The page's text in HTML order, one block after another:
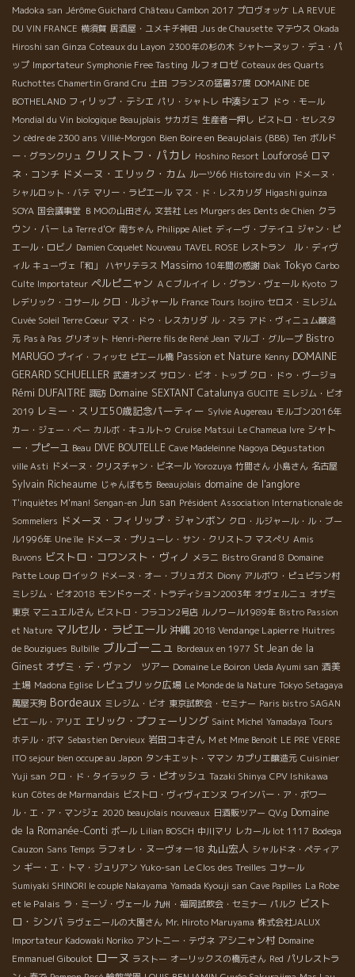
Madoka san Jérôme Guichard Château Cambon 2017 プロヴォッケ LA REVUE
DU VIN FRANCE 横須賀 居酒屋・ユメキチ神田 Jus de Chausette マテウス Okada
Hiroshi san Ginza Coteaux du Layon 2300年の杉の木 シャトーヌッフ・デュ・パ
ップ Importateur Symphonie Free Tasting ルフォロゼ Coteaux des Quarts
Ruchottes Chamertin Grand Cru 土田 フランスの猛暑37度 DOMAINE DE
BOTHELAND フィリップ・テシエ パリ・シャトレ 中湊シェフ ドゥ・モール
Mondial du Vin biologique Beaujplais サカガミ 生産者一押し ビストロ・セレスタ
ン cèdre de 2300 ans Villié-Morgon Bien Boire en Beaujolais (BBB) Ten ボルド
ー・グランクリュ クリストフ・パカレ Hoshino Resort Louforosé ロマ
ネ・コンチ ドメーヌ・エリック・カム ルーツ66 Histoire du vin ドメーヌ・
シャルロット・バテ マリー・ラピエール マス・ド・レスカリダ Higashi guinza
SOYA 国会議事堂 ＢＭОの山田さん 文芸社 Les Murgers des Dents de Chien クラ
ウン・バー La Terre d'Or 南ちゃん Philippe Aliet ディーヴ・ブテイユ ジャン・ピ
エール・ロビノ Damien Coquelet Nouveau TAVEL ROSE レストラン ル・ディヴ
ィル キューヴェ「和」 ハヤリテラス Massimo 10年間の感謝 Diak Tokyo Carbo
Culte Importateur ペルピニャン ＡＣブルイイ レ・グラン・ヴェール Kyoto フ
レデリック・コサール クロ・ルジャール France Tours Isojiro セロス・ミレジム
Cuvée Soleil Terre Coeur マス・ドゥ・レスカリダ ル・スラ アド・ヴィニュム醸造
元 Pas à Pas グリオット Henri-Pierre fils de René Jean マルゴ・グループ Bistro
MARUGO プイイ・フィッセ ピエール橋 Passion et Nature Kenny DOMAINE
GERARD SCHUELLER 武道オンズ サロン・ビオ・トップ クロ・ドゥ・ヴージョ
Rémi DUFAITRE 諏訪 Domaine SEXTANT Catalunya GUCITE ミレジム・ビオ
2019 レミー・スリエ50歳記念パーティー Sylvie Augereau モルゴン2016年
カー・ジェー・ベー カルボ・キュルトゥ Cruise Matsui Le Chameua Ivre シャト
ー・プピーユ Beau DIVE BOUTELLE Cave Madeleinne Nagoya Dégustation
ville Asti ドメーヌ・クリスチャン・ビネール Yorozuya 竹間さん 小島さん 名古屋
Sylvain Richeaume じゃんぼもち Beeaujolais domaine de l'anglore
T'inquiètes M'man! Sengan-en Jun san Président Association Internationale de
Sommeliers ドメーヌ・フィリップ・ジャンボン クロ・ルジャール・ル・ブー
ル1996年 Une île ドメーヌ・プリューレ・サン・クリストフ マスぺリ Amis
Buvons ビストロ・コワンスト・ヴィノ メラニ Bistro Grand 8 Domaine
Patte Loup ロイック ドメーヌ・オー・ブリュガス Diony アルボワ・ピュピラン村
ミレジム・ビオ2018 モンドゥーズ・トラディション2003年 オヴェルニュ オザミ
東京 マニュエルさん ビストロ・フラコン2号店 ルノワール1989年 Bistro Passion
et Nature マルセル・ラピエール 沖縄 2018 Vendange Lapierre Huitres
de Bouzigues Bulbille ブルゴーニュ Bordeaux en 1977 St Jean de la
Ginest オザミ・デ・ヴァン ツアー Domaine Le Boiron Ueda Ayumi san 酒美
土場 Madona Eglise レピュブリック広場 Le Monde de la Nature Tokyo Setagaya
萬屋天狗 Bordeaux ミレジム・ビオ 東京試飲会・セミナー Paris bistro SAGAN
ピエール・アリエ エリック・プフェーリング Saint Michel Yamadaya Tours
ホテル・ボマ Sebastien Dervieux 岩田コキさん M et Mme Benoit LE PRE VERRE
ITO sejour bien occupe au Japon タンキエット・ママン カプリエ醸造元 Cuisinier
Yuji san クロ・ド・タイラック ラ・ピオッシュ Tazaki Shinya CPV Ishikawa
kun Côtes de Marmandais ビストロ・ヴィヴィエンヌ ワインバー・ア・ボワー
ル・エ・ア・マンジェ 2020 beaujolais nouveaux 日酒販ツアー QV.g Domaine
de la Romanée-Conti ポール Lilian BOSCH 中川マリ レカール lot 1117 Bodega
Cauzon Sans Temps ラフォレ・ヌーヴォー18 丸山宏人 シャルドネ・ペティア
ン ギー・エ・トマ・ジュリアン Yuko-san Le Clos des Treilles コサール
Sumiyaki SHINORI le couple Nakayama Yamada Kyouji san Cave Papilles La Robe
et le Palais ラ・ミーゾ・ヴェール 九州・福岡試飲会・セミナー パルク ビスト
ロ・シンバ ラヴェニールの大園さん Mr. Hiroto Maruyama 株式会社JALUX
Importateur Kadowaki Noriko アントニー・テヴネ アシニャン村 Domaine
Emmanuel Giboulot ローヌ ラストー オーリックスの橋元さん Red パリレストラ